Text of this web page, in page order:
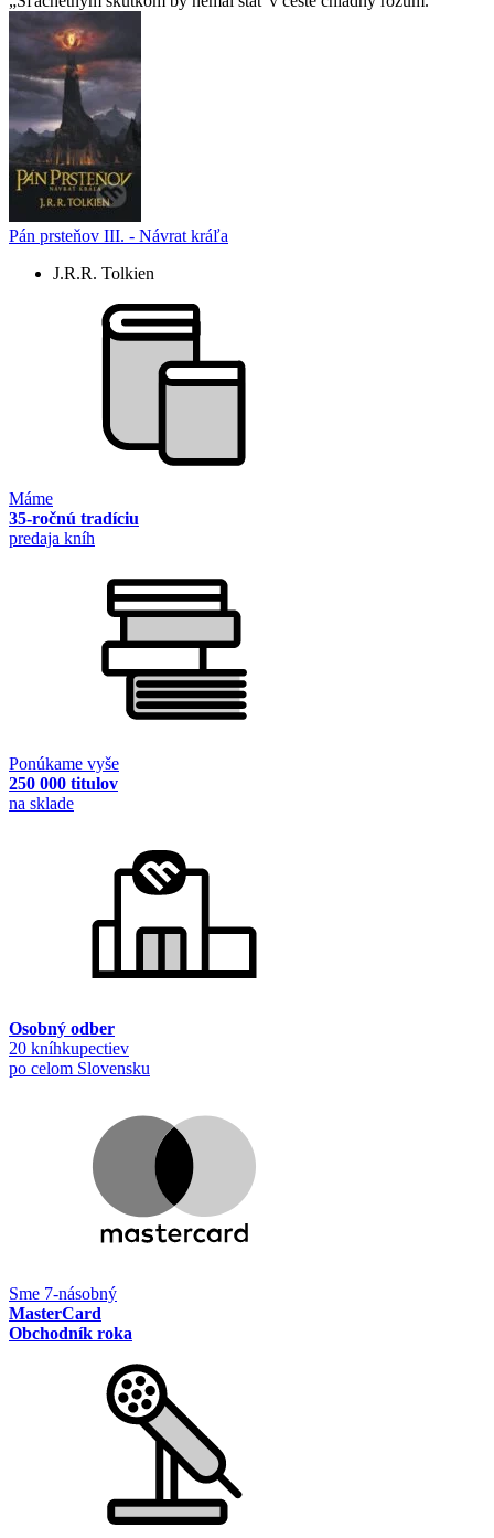
Pán prsteňov III. - Návrat kráľa
J.R.R. Tolkien
Máme
35-ročnú tradíciu
predaja kníh
Ponúkame vyše
250 000 titulov
na sklade
Osobný odber
20 kníhkupectiev
po celom Slovensku
Sme 7-násobný
MasterCard
Obchodník roka